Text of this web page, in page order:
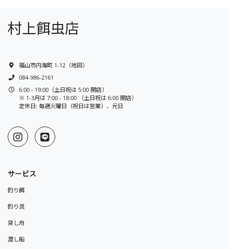
村上餌虫店
福山市内海町 1-12 （地図）
084-986-2161
6:00 - 19:00（土日祝は 5:00 開店）
※ 1-3月は 7:00 - 18:00 （土日祝は 6:00 開店）
定休日: 毎週火曜日（祝日は営業）、元日
サービス
釣り餌
釣り具
貸し舟
渡し船